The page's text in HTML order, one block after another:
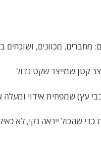
מכוונים, ושוכחים
קטן שמייצר שקט גדול
עץ) שמפחית אידוי ומעלה
כדי שהכול ייראה נקי, לא